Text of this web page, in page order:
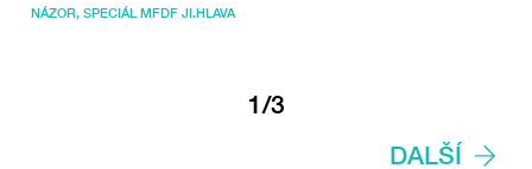
NÁZOR SPECIÁL MFDF JI.HLAVA
1/3
DALŠÍ